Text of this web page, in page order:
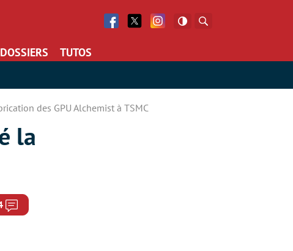
Facebook
Twitter Facebook
DOSSIERS TUTOS
des GPU Alchemist à TSMC
la
Commentaires